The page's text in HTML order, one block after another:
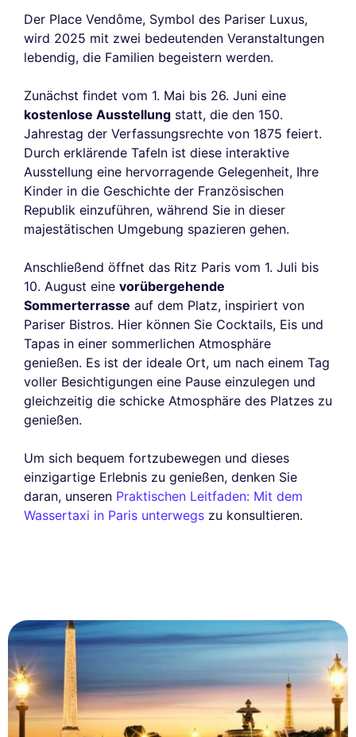
Der Place Vendôme, Symbol des Pariser Luxus,
wird 2025 mit zwei bedeutenden Veranstaltungen
lebendig, die Familien begeistern werden.
Zunächst findet vom 1. Mai bis 26. Juni eine
kostenlose Ausstellung statt, die den 150.
Jahrestag der Verfassungsrechte von 1875 feiert.
Durch erklärende Tafeln ist diese interaktive
Ausstellung eine hervorragende Gelegenheit, Ihre
Kinder in die Geschichte der Französischen
Republik einzuführen, während Sie in dieser
majestätischen Umgebung spazieren gehen.
Anschließend öffnet das Ritz Paris vom 1. Juli bis
10. August eine vorübergehende
Sommerterrasse auf dem Platz, inspiriert von
Pariser Bistros. Hier können Sie Cocktails, Eis und
Tapas in einer sommerlichen Atmosphäre
genießen. Es ist der ideale Ort, um nach einem Tag
voller Besichtigungen eine Pause einzulegen und
gleichzeitig die schicke Atmosphäre des Platzes zu
genießen.
Um sich bequem fortzubewegen und dieses
einzigartige Erlebnis zu genießen, denken Sie
daran, unseren Praktischen Leitfaden: Mit dem
Wassertaxi in Paris unterwegs zu konsultieren.